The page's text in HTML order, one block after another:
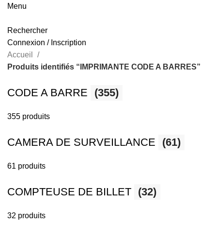
Menu
Rechercher
Connexion / Inscription
Accueil
Produits identifiés “IMPRIMANTE CODE A BARRES”
CODE A BARRE (355)
355 produits
CAMERA DE SURVEILLANCE (61)
61 produits
COMPTEUSE DE BILLET (32)
32 produits